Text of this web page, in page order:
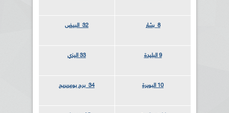
8 بشار 32 البيض
9 البليدة 33 اليزي
10 البويرة 34 برج بوعريريج